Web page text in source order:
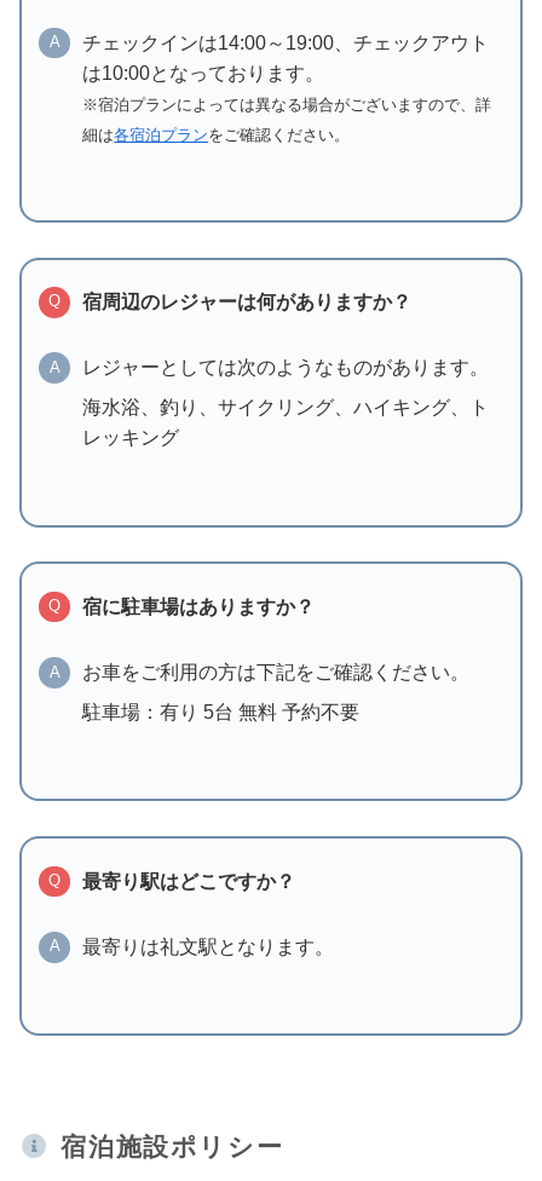
A
チェックインは14:00～19:00、チェックアウト
は10:00となっております。
※宿泊プランによっては異なる場合がございますので、詳
細は各宿泊プランをご確認ください。
Q 宿周辺のレジャーは何がありますか？
A
レジャーとしては次のようなものがあります。
海水浴、釣り、サイクリング、ハイキング、ト
レッキング
Q 宿に駐車場はありますか？
A
お車をご利用の方は下記をご確認ください。
駐車場：有り 5台 無料 予約不要
Q 最寄り駅はどこですか？
A 最寄りは礼文駅となります。
宿泊施設ポリシー